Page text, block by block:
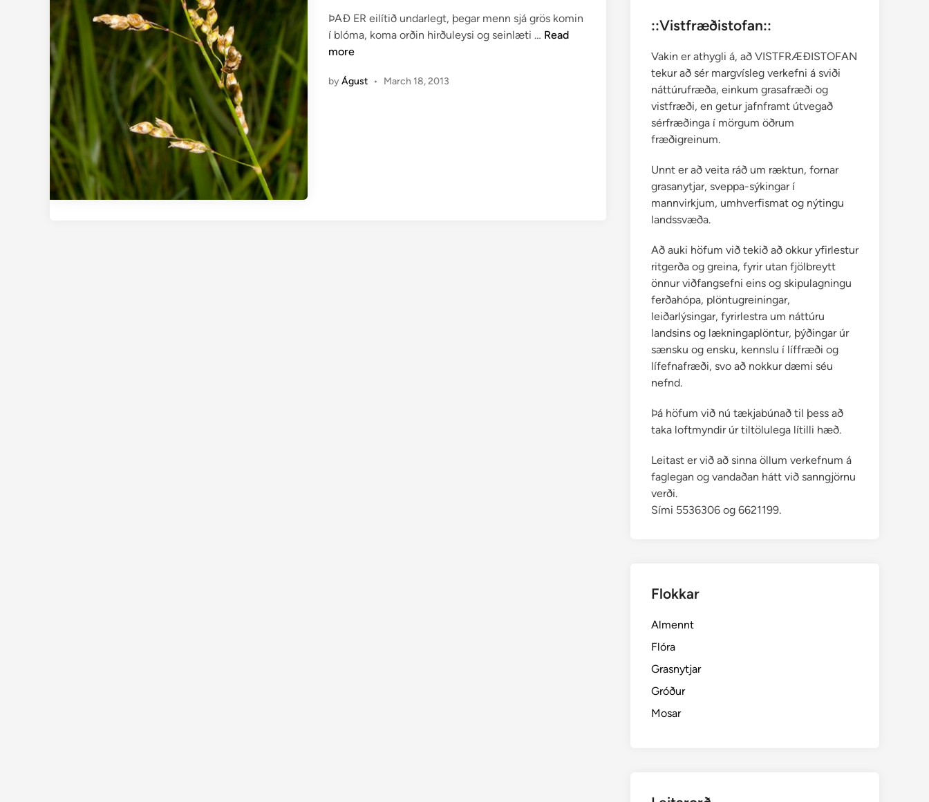
e
d
i
ÞAÐ ER eilítið undarlegt, þegar menn sjá grös komin
í blóma, koma orðin hirðuleysi og seinlæti … B
Read
more
byÁgust • March 18, 2013
::Vistfræðistofan::
Vakin er athygli á, að VISTFRÆÐISTOFAN
tekur að sér margvísleg verkefni á sviði
náttúrufræða, einkum grasafræði og
vistfræði, en getur jafnframt útvegað
sérfræðinga í mörgum öðrum
fræðigreinum.
Unnt er að veita ráð um ræktun, fornar
grasanytjar, sveppa-sýkingar í
mannvirkjum, umhverfismat og nýtingu
landssvæða.
Að auki höfum við tekið að okkur yfirlestur
ritgerða og greina, fyrir utan fjölbreytt
önnur viðfangsefni eins og skipulagningu
ferðahópa, plöntugreiningar,
leiðarlýsingar, fyrirlestra um náttúru
landsins og lækningaplöntur, þýðingar úr
sænsku og ensku, kennslu í líffræði og
lífefnafræði, svo að nokkur dæmi séu
nefnd.
Þá höfum við nú tækjabúnað til þess að
taka loftmyndir úr tiltölulega lítilli hæð.
Leitast er við að sinna öllum verkefnum á
faglegan og vandaðan hátt við sanngjörnu
verði.
Sími 5536306 og 6621199.
Flokkar
Almennt
Flóra
Grasnytjar
Gróður
Mosar